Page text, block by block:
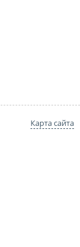
Карта сайта